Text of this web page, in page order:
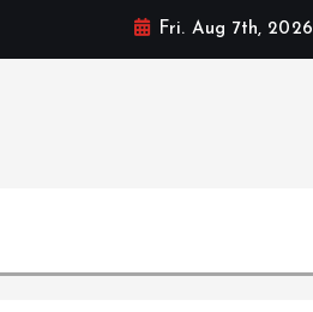
Fri. Aug 7th, 2026